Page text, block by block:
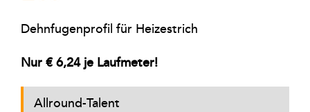
Dehnfugenprofil für Heizestrich
Nur € 6,24 je Laufmeter!
Allround-Talent